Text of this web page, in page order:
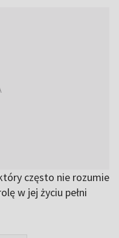
często nie rozumie
w jej życiu pełni